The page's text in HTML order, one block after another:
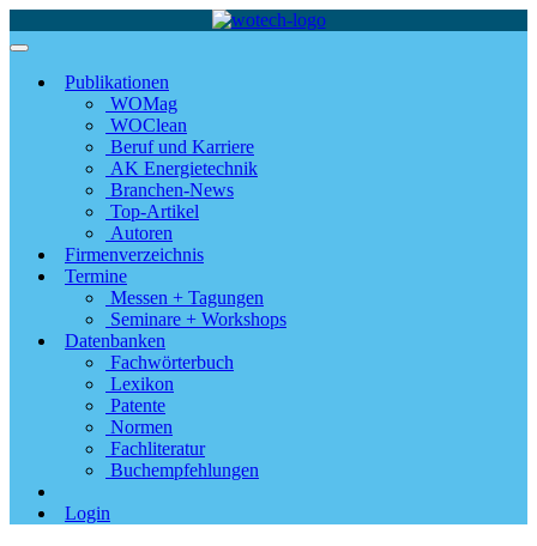
Publikationen
WOMag
WOClean
Beruf und Karriere
AK Energietechnik
Branchen-News
Top-Artikel
Autoren
Firmenverzeichnis
Termine
Messen + Tagungen
Seminare + Workshops
Datenbanken
Fachwörterbuch
Lexikon
Patente
Normen
Fachliteratur
Buchempfehlungen
Login